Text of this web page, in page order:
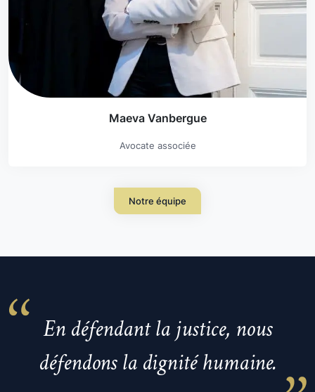
Maeva Vanbergue
Avocate associée
En savoir plus
Notre équipe
En défendant la justice, nous
défendons la dignité humaine.